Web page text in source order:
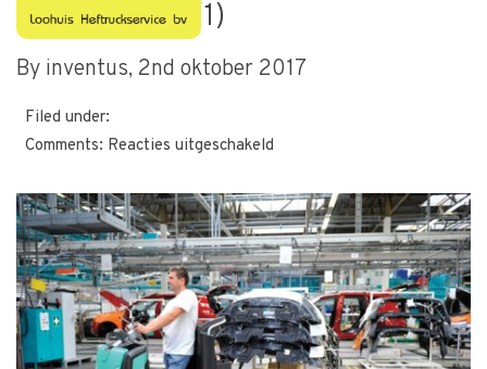
1386152826 (1)
By inventus, 2nd oktober 2017
Filed under:
Comments: Reacties uitgeschakeld
(1)